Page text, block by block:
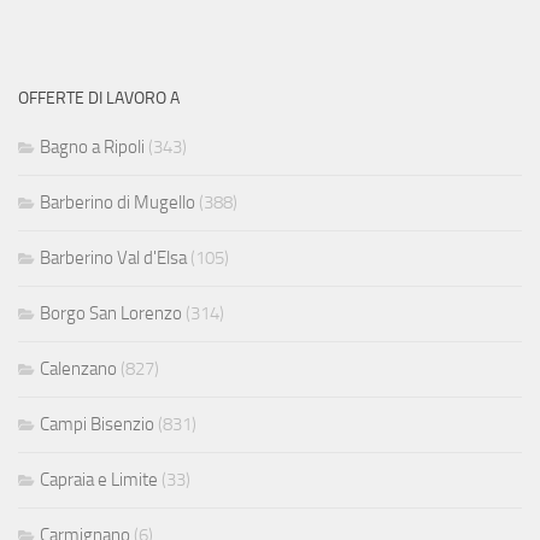
OFFERTE DI LAVORO A
Bagno a Ripoli (343)
Barberino di Mugello (388)
Barberino Val d'Elsa(105)
Borgo San Lorenzo (314)
Calenzano (827)
Campi Bisenzio (831)
Capraia e Limite (33)
Carmignano (6)